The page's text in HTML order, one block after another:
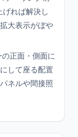
れば解決し
大表示がぼや
の正面・側面に
して座る配置
ネルや間接照